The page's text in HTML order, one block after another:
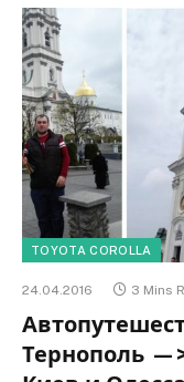
TOYOTA COROLLA
24.04.2016 3 Mins
Тернополь